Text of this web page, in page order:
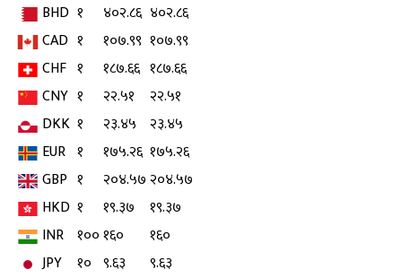
BHD १ ४०२.८६ ४०२.८६
CAD १ १०७.९९ १०७.९९
CHF १ १८७.६६ १८७.६६
CNY १ २२.५१
२२.५१
DKK १ २३.४५
२३.४५
EUR १ १७५.२६ १७५.२६
GBP १ २०४.५७ २०४.५७
HKD १ १९.३७
१९.३७
INR १००१६०
१६०
JPY
१० ९.६३
९.६३